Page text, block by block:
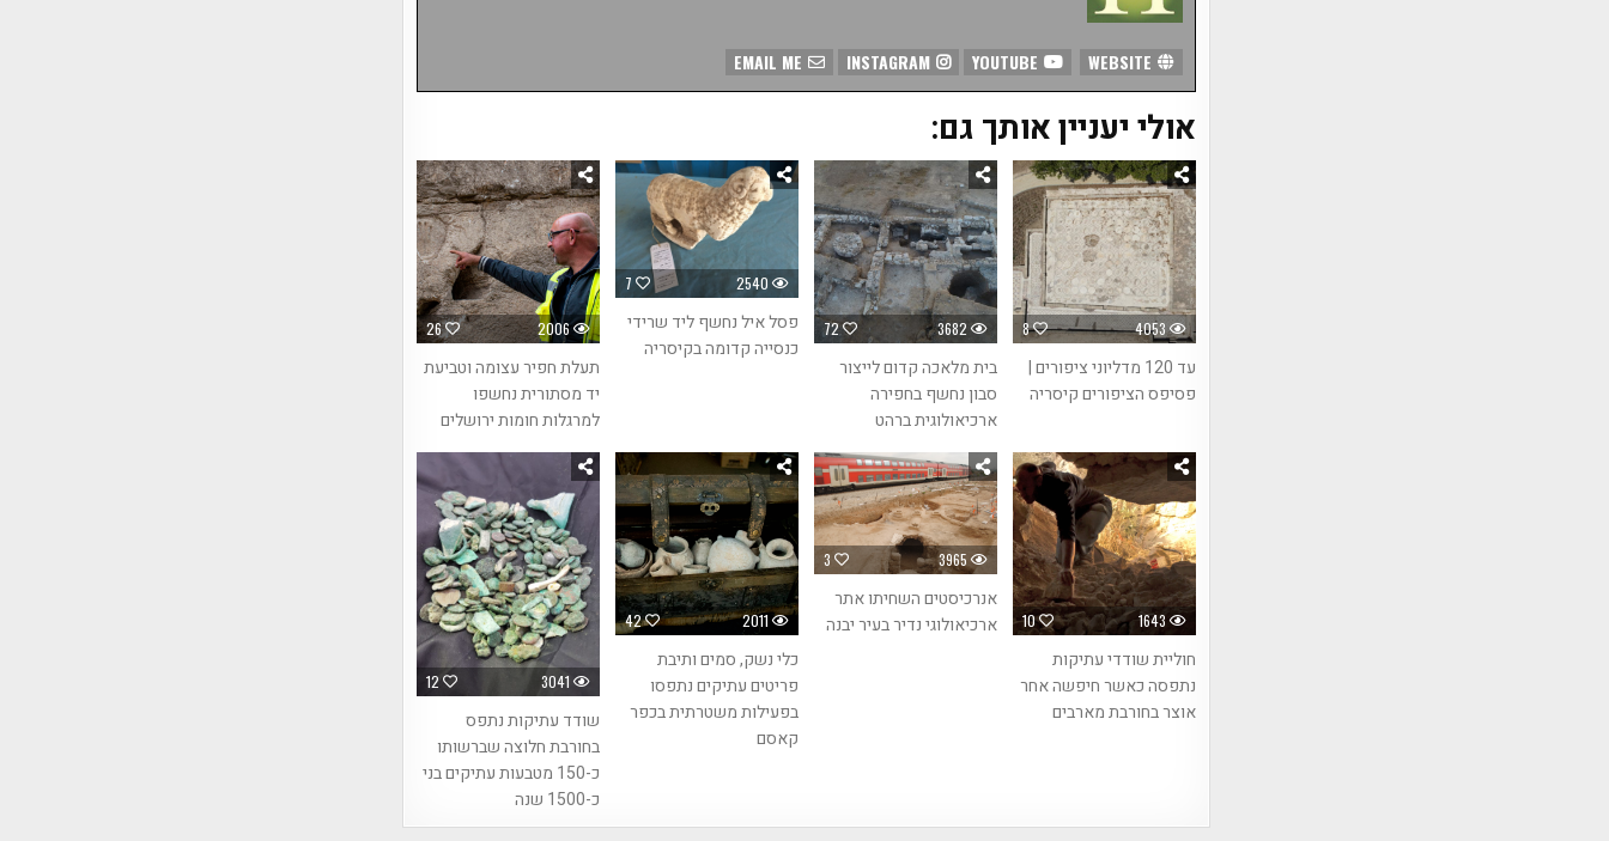
INSTAGRAM
אולי יעניין אותך גם:
26 2006
תעלת חפיר עצומה וטביעת
יד מסתורית נחשפו
למרגלות חומות ירושלים
7 2540
פסל איל נחשף ליד שרידי
כנסייה קדומה בקיסריה
72 3682
בית מלאכה קדום לייצור
סבון נחשף בחפירה
ארכיאולוגית ברהט
8 4053
עד 120 מדליוני ציפורים |
פסיפס הציפורים קיסריה
12 3041
שודד עתיקות נתפס
בחורבת חלוצה שברשותו
כ-150 מטבעות עתיקים בני
כ-1500 שנה
42 2011
כלי נשק, סמים ותיבת
פריטים עתיקים נתפסו
בפעילות משטרתית בכפר
קאסם
3 3965
אנרכיסטים השחיתו אתר
ארכיאולוגי נדיר בעיר יבנה
10 1643
חוליית שודדי עתיקות
נתפסה כאשר חיפשה אחר
אוצר בחורבת מארבים